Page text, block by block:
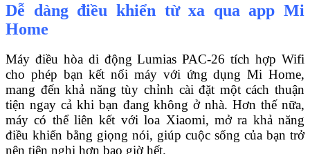
Dễ dàng điều khiển từ xa qua app Mi
Home
Máy điều hòa di động Lumias PAC-26 tích hợp Wifi
cho phép bạn kết nối máy với ứng dụng Mi Home,
mang đến khả năng tùy chỉnh cài đặt một cách thuận
tiện ngay cả khi bạn đang không ở nhà. Hơn thế nữa,
máy có thể liên kết với loa Xiaomi, mở ra khả năng
điều khiển bằng giọng nói, giúp cuộc sống của bạn trở
nên tiện nghi hơn bao giờ hết.